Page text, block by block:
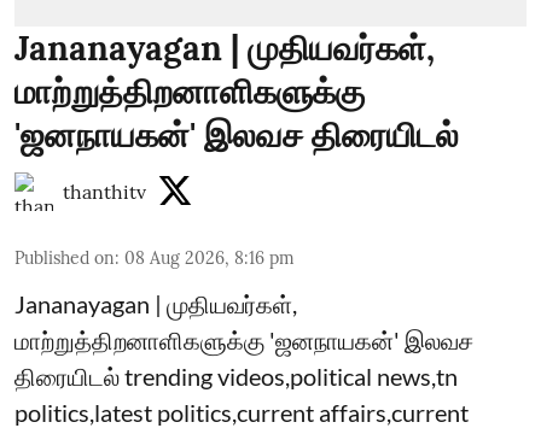
Jananayagan | முதியவர்கள்,
மாற்றுத்திறனாளிகளுக்கு
'ஜனநாயகன்' இலவச திரையிடல்
thanthitv
Published on: 08 Aug 2026, 8:16 pm
Jananayagan | முதியவர்கள்,
மாற்றுத்திறனாளிகளுக்கு 'ஜனநாயகன்' இலவச
திரையிடல் trending videos,political news,tn
politics,latest politics,current affairs,current